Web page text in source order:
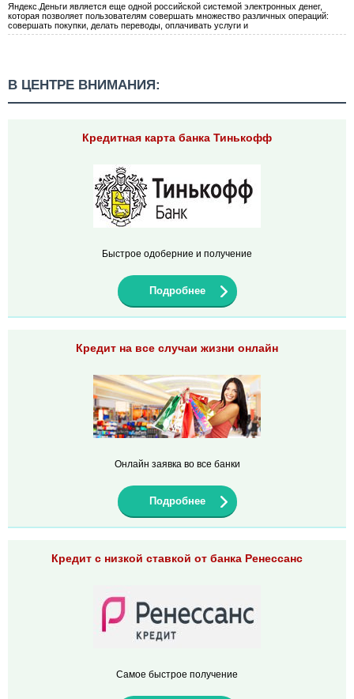
Яндекс.Деньги является еще одной российской системой электронных денег,
которая позволяет пользователям совершать множество различных операций:
совершать покупки, делать переводы, оплачивать услуги и
В ЦЕНТРЕ ВНИМАНИЯ:
Кредитная карта банка Тинькофф
Быстрое одоберние и получение
Подробнее
Кредит на все случаи жизни онлайн
Онлайн заявка во все банки
Подробнее
Кредит с низкой ставкой от банка Ренессанс
Самое быстрое получение